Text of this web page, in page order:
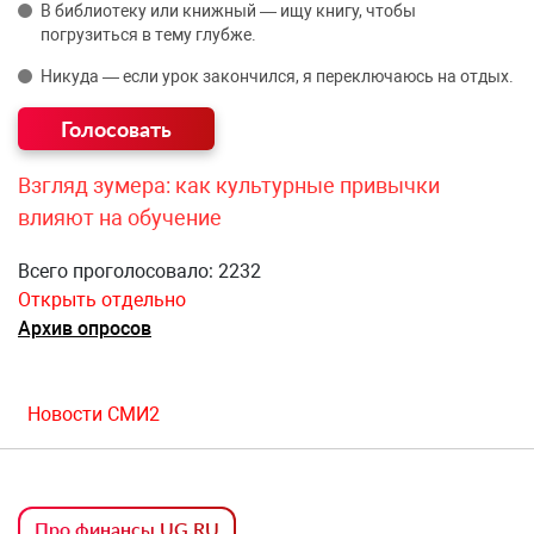
В библиотеку или книжный — ищу книгу, чтобы
погрузиться в тему глубже.
Никуда — если урок закончился, я переключаюсь на отдых.
Взгляд зумера: как культурные привычки
влияют на обучение
Всего проголосовало: 2232
Открыть отдельно
Архив опросов
Новости СМИ2
Про финансы UG.RU